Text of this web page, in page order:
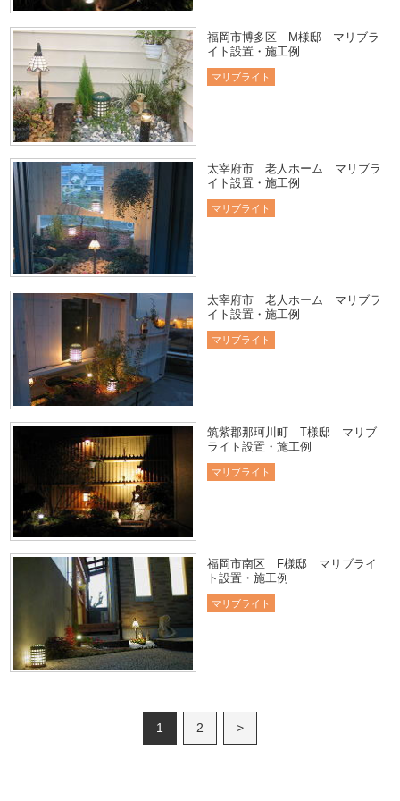
福岡市博多区 M様邸 マリブラ
イト設置・施工例
マリブライト
太宰府市 老人ホーム マリブラ
イト設置・施工例
マリブライト
太宰府市 老人ホーム マリブラ
イト設置・施工例
マリブライト
筑紫郡那珂川町 T様邸 マリブ
ライト設置・施工例
マリブライト
福岡市南区 F様邸 マリブライ
ト設置・施工例
マリブライト
1 2 >